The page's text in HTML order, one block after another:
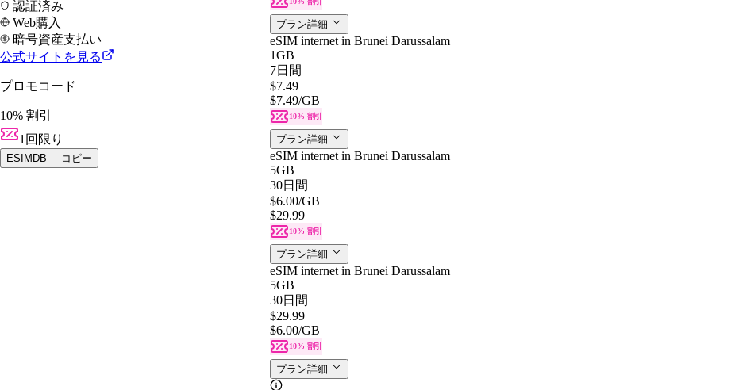
認証済み
Web購入
暗号資産支払い
公式サイトを見る
プロモコード
10% 割引
1回限り
ESIMDB コピー
プラン詳細
eSIM internet in Brunei Darussalam
1GB
7日間
$7.49
$7.49/GB
10% 割引
プラン詳細
eSIM internet in Brunei Darussalam
5GB
30日間
$6.00/GB
$29.99
10% 割引
プラン詳細
eSIM internet in Brunei Darussalam
5GB
30日間
$29.99
$6.00/GB
10% 割引
プラン詳細